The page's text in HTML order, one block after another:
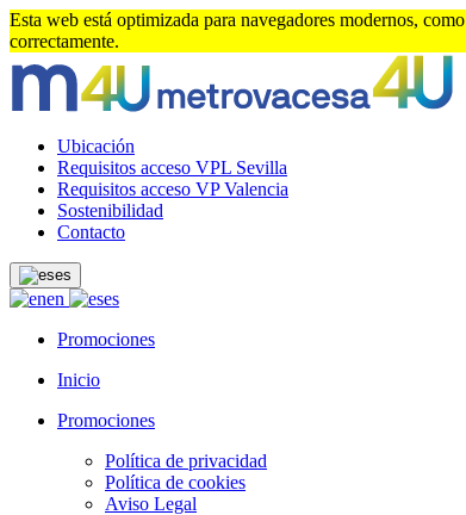
Esta web está optimizada para navegadores modernos, como
correctamente.
Ubicación
Requisitos acceso VPL Sevilla
Requisitos acceso VP Valencia
Sostenibilidad
Contacto
es
en
es
Promociones
Inicio
Promociones
Política de privacidad
Política de cookies
Aviso Legal